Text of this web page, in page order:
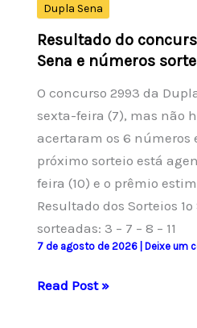
Dupla Sena
Resultado do
Sena e números
O concurso 2993 da
sexta-feira (7), mas não
acertaram os 6 números
próximo sorteio está
feira (10) e o prêmio
Resultado dos Sorteios
sorteadas: 3 – 7 – 8 – 11
7 de agosto de 2026 Deixe um
Resultado
Read Post »